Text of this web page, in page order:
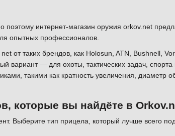
интернет-магазин оружия orkov.net
опытных профессионалов.
от таких брендов, как Holosun, ATN, Bushnell,
вариант — для охоты, тактических задач,
такими как кратность увеличения, диаметр
которые вы найдёте в
Выберите тип прицела, который лучше всего